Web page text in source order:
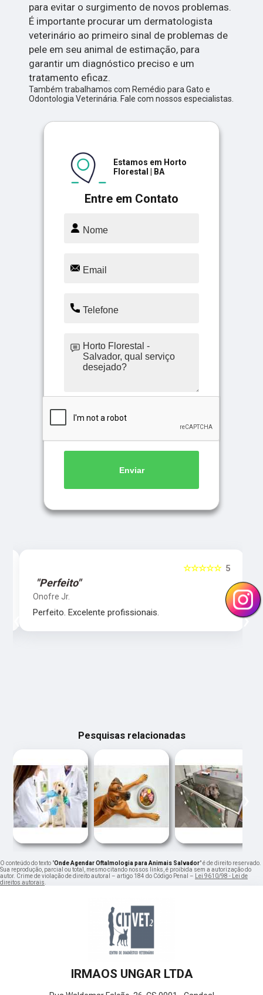
para evitar o surgimento de novos problemas.
É importante procurar um dermatologista
veterinário ao primeiro sinal de problemas de
pele em seu animal de estimação, para
garantir um diagnóstico preciso e um
tratamento eficaz.
Também trabalhamos com Remédio para Gato e
Odontologia Veterinária. Fale com nossos especialistas.
Entre em Contato
Estamos em Horto
Florestal | BA
Enviar
5
☆☆☆☆☆
"Perfeito"
Onofre Jr.
Perfeito. Excelente profissionais.
‹ ›
Pesquisas relacionadas
‹ ›
O conteúdo do texto "Onde Agendar Oftalmologia para Animais Salvador" é de direito reservado.
Sua reprodução, parcial ou total, mesmo citando nossos links, é proibida sem a autorização do
autor. Crime de violação de direito autoral – artigo 184 do Código Penal – Lei 9610/98 - Lei de
direitos autorais.
IRMAOS UNGAR LTDA